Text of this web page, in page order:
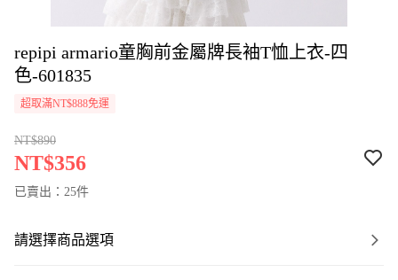
repipi armario童胸前金屬牌長袖T恤上衣-四
色-601835
超取滿NT$888免運
NT$890
NT$356
已賣出：25件
請選擇商品選項